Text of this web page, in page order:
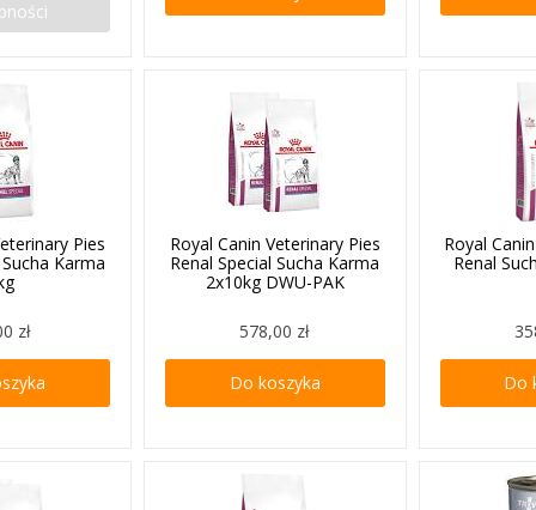
Pies
Karma
zł
Royal Canin Veterinary Pies
Renal Special Sucha Karma
2x10kg DWU-PAK
578,00 zł
Do koszyka
Royal
Renal
Do